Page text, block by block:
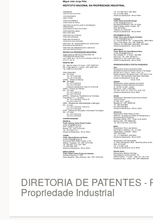
DIRETORIA DE PATENTES -
Propriedade Industrial